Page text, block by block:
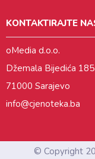
KONTAKTIRAJTE
oMedia d.o.o.
Džemala Bijedića 185
71000 Sarajevo
info@cjenoteka.ba
© Copyright